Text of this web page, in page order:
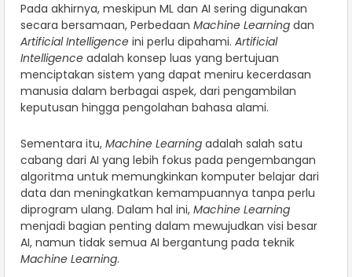
Pada akhirnya, meskipun ML dan AI sering digunakan
secara bersamaan, Perbedaan Machine Learning dan
Artificial Intelligence ini perlu dipahami. Artificial
Intelligence adalah konsep luas yang bertujuan
menciptakan sistem yang dapat meniru kecerdasan
manusia dalam berbagai aspek, dari pengambilan
keputusan hingga pengolahan bahasa alami.
Sementara itu, Machine Learning adalah salah satu
cabang dari AI yang lebih fokus pada pengembangan
algoritma untuk memungkinkan komputer belajar dari
data dan meningkatkan kemampuannya tanpa perlu
diprogram ulang. Dalam hal ini, Machine Learning
menjadi bagian penting dalam mewujudkan visi besar
AI, namun tidak semua AI bergantung pada teknik
Machine Learning.